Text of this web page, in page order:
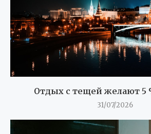
Отдых с тещей желают 5
31/07/2026